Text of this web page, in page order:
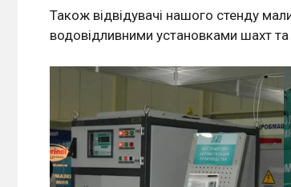
Також відвідувачі нашого стенду
водовідливними установками шахт